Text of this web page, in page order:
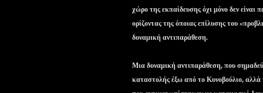
χώρο της εκπαίδευσης όχι μόνο δεν είναι
ορίζοντας της όποιας επίλυσης του
δυναμική αντιπαράθεση.
Μια δυναμική αντιπαράθεση, που
καταστολής έξω από το Κυνοβούλιο, αλλά